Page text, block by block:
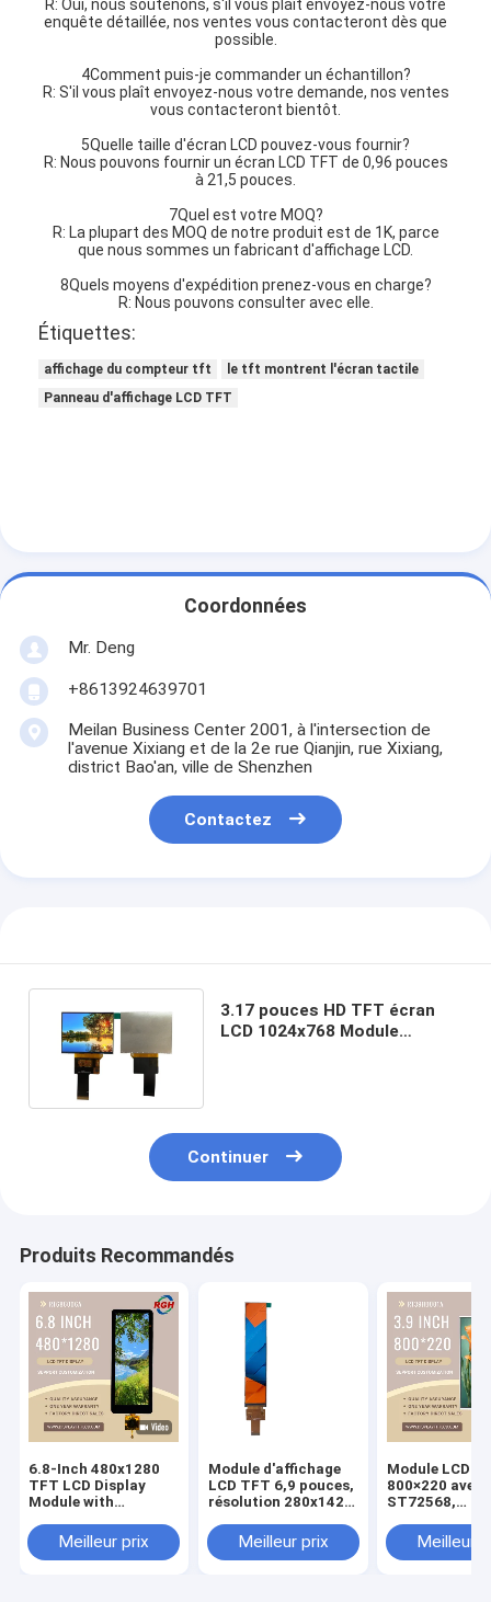
R: Oui, nous soutenons, s'il vous plaît envoyez-nous votre
enquête détaillée, nos ventes vous contacteront dès que
possible.
4Comment puis-je commander un échantillon?
R: S'il vous plaît envoyez-nous votre demande, nos ventes
vous contacteront bientôt.
5Quelle taille d'écran LCD pouvez-vous fournir?
R: Nous pouvons fournir un écran LCD TFT de 0,96 pouces
à 21,5 pouces.
7Quel est votre MOQ?
R: La plupart des MOQ de notre produit est de 1K, parce
que nous sommes un fabricant d'affichage LCD.
8Quels moyens d'expédition prenez-vous en charge?
R: Nous pouvons consulter avec elle.
Étiquettes:
affichage du compteur tft
le tft montrent l'écran tactile
Panneau d'affichage LCD TFT
Coordonnées
Mr. Deng
+8613924639701
Meilan Business Center 2001, à l'intersection de
l'avenue Xixiang et de la 2e rue Qianjin, rue Xixiang,
district Bao'an, ville de Shenzhen
Contactez
3.17 pouces HD TFT écran
LCD 1024x768 Module
Continuer
Produits Recommandés
6.8-Inch 480x1280
TFT LCD Display
Module with
Panel , FL7705 Driver
, Wide Temperature
Meilleur prix
Module d'affichage
LCD TFT 6,9 pouces,
résolution 280x1424,
DP, contraste élevé
1200:1, plage de
Meilleur prix
Module LCD
800×220 avec
ST72568,
LED, verre de
protection
Meilleur